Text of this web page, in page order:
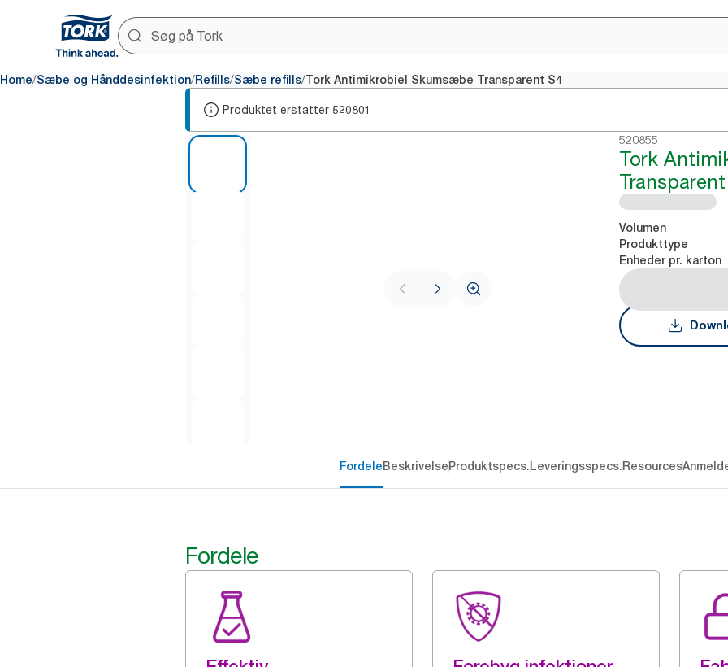
Home/Sæbe og Hånddesinfektion/Refills/Sæbe refills/Tork Antimikrobiel Skumsæbe Transparent S4
Produktet erstatter 520801
520855
Tork
Volumen
Produkttype
Enheder pr. karton
FordeleBeskrivelseProduktspecs.Leveringsspecs.Resources
Fordele